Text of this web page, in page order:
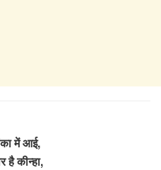
में आई,
है कीन्हा,